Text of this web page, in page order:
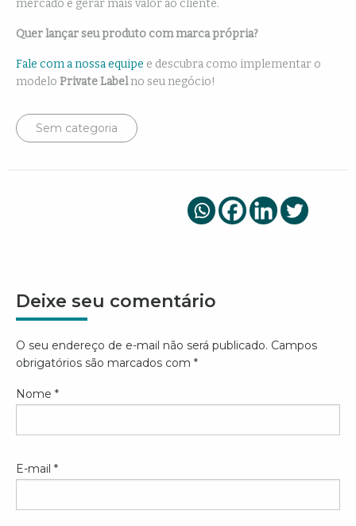
mercado e gerar mais valor ao cliente.
Quer lançar seu produto com marca própria?
Fale com a nossa equipe e descubra como implementar o
modelo Private Labelno seu negócio!
Sem categoria
Deixe seu comentário
O seu endereço de e-mail não será publicado. Campos
obrigatórios são marcados com *
Nome *
E-mail *